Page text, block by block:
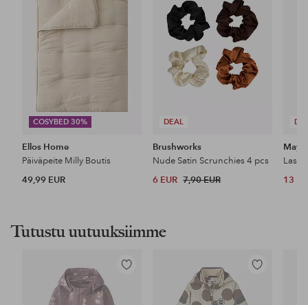
COSYBED 30%
Ellos Home
Päiväpeite Milly Boutis
49,99 EUR
DEAL
Brushworks
Nude Satin Scrunchies 4 pcs
6 EUR 7,90 EUR 13
Tutustu uutuuksiimme
Lisää
Lisää